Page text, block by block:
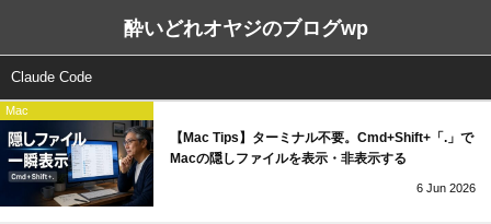
酔いどれオヤジのブログwp
Claude Code
Mac
【Mac Tips】ターミナル不要。Cmd+Shift+「.」で
Macの隠しファイルを表示・非表示する
6 Jun 2026